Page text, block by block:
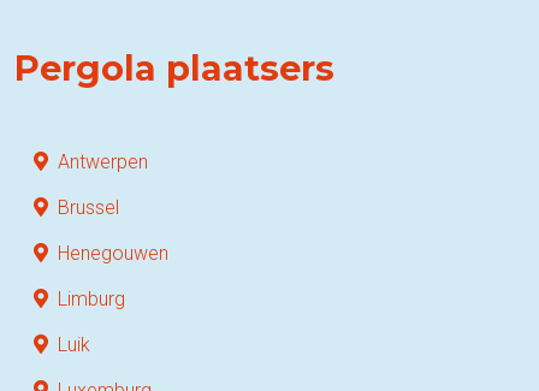
Pergola plaatsers
Antwerpen
Brussel
Henegouwen
Limburg
Luik